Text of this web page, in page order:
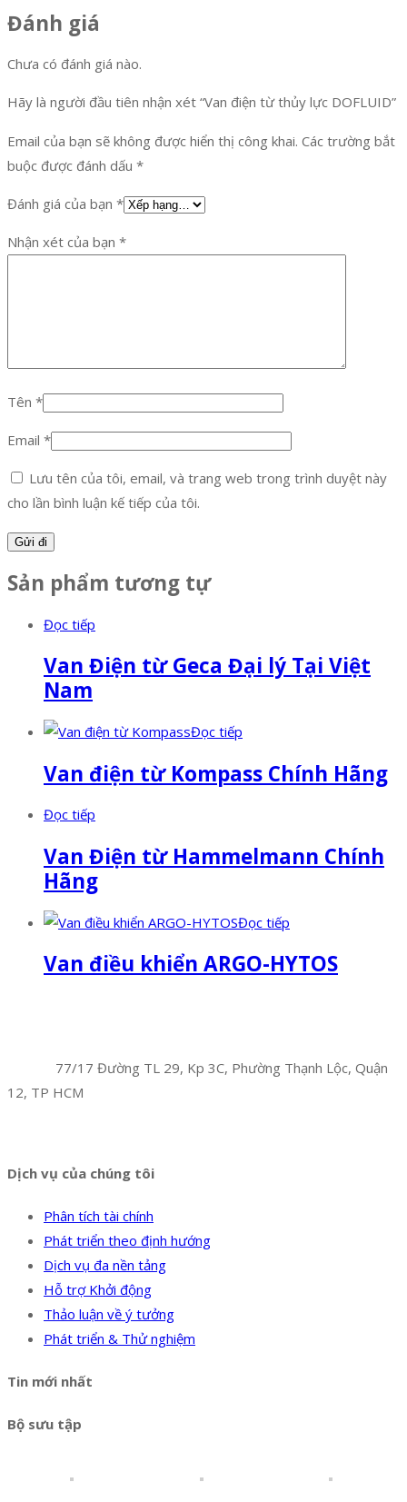
Đánh giá
Chưa có đánh giá nào.
Hãy là người đầu tiên nhận xét “Van điện từ thủy lực DOFLUID”
Email của bạn sẽ không được hiển thị công khai. Các trường bắt
buộc được đánh dấu *
Đánh giá của bạn *
Nhận xét của bạn *
Tên *
Email *
Lưu tên của tôi, email, và trang web trong trình duyệt này
cho lần bình luận kế tiếp của tôi.
Sản phẩm tương tự
Đọc tiếp
Van Điện từ Geca Đại lý Tại Việt
Nam
Đọc tiếp
Van điện từ Kompass Chính Hãng
Đọc tiếp
Van Điện từ Hammelmann Chính
Hãng
Đọc tiếp
Van điều khiển ARGO-HYTOS
77/17 Đường TL 29, Kp 3C, Phường Thạnh Lộc, Quận
12, TP HCM
Dịch vụ của chúng tôi
Phân tích tài chính
Phát triển theo định hướng
Dịch vụ đa nền tảng
Hỗ trợ Khởi động
Thảo luận về ý tưởng
Phát triển & Thử nghiệm
Tin mới nhất
Bộ sưu tập